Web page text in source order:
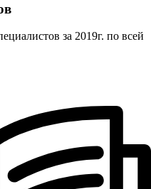
за 2019г. по всей